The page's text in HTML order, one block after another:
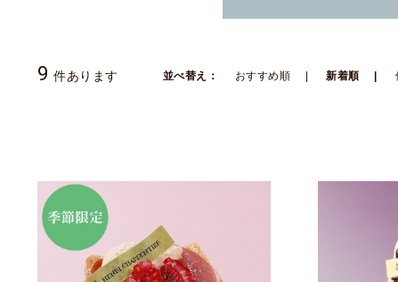
9 件あります 並べ替え： おすすめ順 新着順